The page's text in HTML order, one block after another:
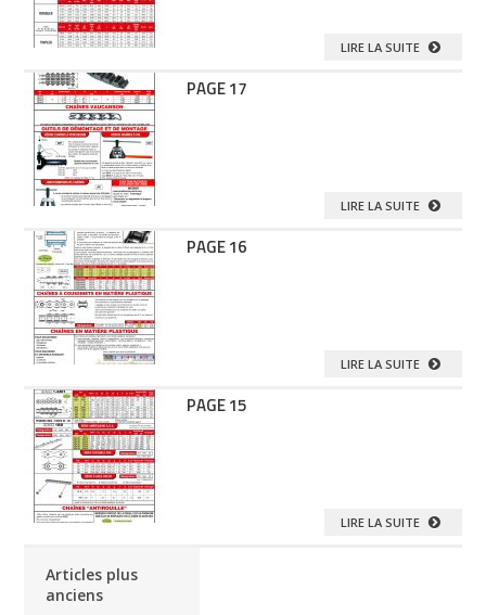
LIRE LA SUITE
PAGE 17
LIRE LA SUITE
PAGE 16
LIRE LA SUITE
PAGE 15
LIRE LA SUITE
Articles plus
anciens